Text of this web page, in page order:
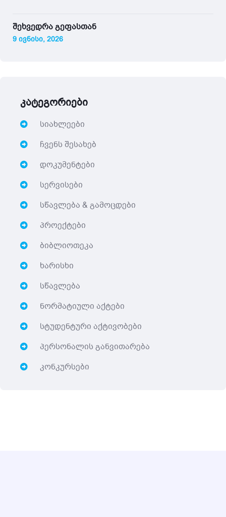
შეხვედრა გეფასთან
9 ივნისი, 2026
კატეგორიები
სიახლეები
ჩვენს შესახებ
დოკუმენტები
სერვისები
სწავლება & გამოცდები
პროექტები
ბიბლიოთეკა
ხარისხი
სწავლება
ნორმატიული აქტები
სტუდენტური აქტივობები
პერსონალის განვითარება
კონკურსები